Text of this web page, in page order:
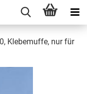
Kle­be­muf­fe, nur für